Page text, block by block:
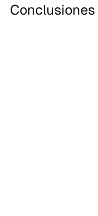
Conclusiones